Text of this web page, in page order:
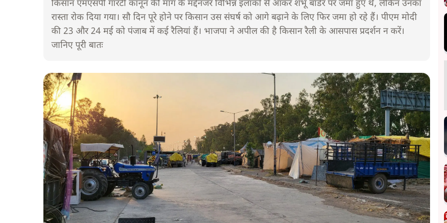
किसान एमएसपी गारंटी कानून की मांग के मद्देनजर विभिन्न इलाकों से आकर शंभू बॉर्डर पर जमा हुए थे, लेकिन उनका
रास्ता रोक दिया गया। सौ दिन पूरे होने पर किसान उस संघर्ष को आगे बढ़ाने के लिए फिर जमा हो रहे हैं। पीएम मोदी
की 23 और 24 मई को पंजाब में कई रैलियां हैं। भाजपा ने अपील की है किसान रैली के आसपास प्रदर्शन न करें।
जानिए पूरी बातः